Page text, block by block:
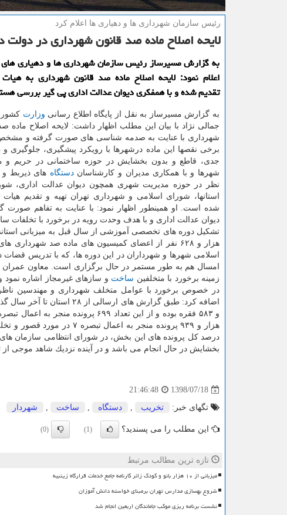
رئیس سازمان شهرداری ها و دهیاری ها اعلام كرد
لایحه اصلاح ماده صد قانون شهرداری در
به گزارش مسیرساز رئیس سازمان شهرداری ها و دهیاری
اعلام نمود: لایحه اصلاح ماده صد قانون شهرداری به
تقدیم شده و با همفكری دیوان عدالت اداری پی گیر بررسی
به گزارش مسیرساز به نقل از پایگاه اطلاع رسانی وزارت
جمالی نژاد با بیان این مطلب اظهار داشت: لایحه اصلاح ماده
شهرداری با عنایت به صدمه شناسی های صورت گرفته و
برخی نقصها این ماده درشهرها با رویكرد پیشگیری، جلوگیری و
جدی، قاطع و بدون بخشایش در حوزه ساختمانی در حریم و
شهرها و با همكاری مدیران و كارشناساندستگاه های ذیربط
نظر در حوزه مدیریت شهری همچون دیوان عدالت اداری،
استانها، شورای اسلامی و شهرداری تهران تهیه و تقدیم هیات
شده است. او همینطور اظهار نمود: با عنایت به تفاهم صورت
دیوان عدالت اداری و با هدف وحدت رویه در برخورد با تخلفات
تشكیل دوره های تخصصی آموزشی از سال قبل به میزبانی
هزار و ۶۲۸ نفر از اعضای كمیسیون های ماده صد شهرداری های كشور شامل نمایندگان
اسلامی شهرها و شهرداران در این دوره ها، كه با تدریس قضات
امسال هم به طور مستمر در حال برگزاری است. معاون عمران
زمینه برخورد با متخلفین ساخت
در خصوص برخورد با عوامل متخلف شهرداری و مهندسین ناظر
درصد كل پرونده های این بخش، در شورای انتظامی سازمان
بخشایش در حال انجام می باشد و در آینده نزدیك شاهد موجی
1398/07/18
21:46:48
تگهای خبر: تخریب , دستگاه , ساخت , شهردار
این مطلب را می پسندید؟ (1)
(0)
تازه ترین مطالب مرتبط
میزبانی از ۱۰ هزار بانو و کودک زائر کارنامه جامع خدمات قرارگاه زینبیه
شروع بهسازی مدارس تهران برمبنای خواسته دانش آموزان
نشست برنامه ریزی موکب جاماندگان اربعین انجام شد